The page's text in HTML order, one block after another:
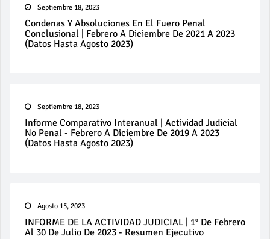
Septiembre 18, 2023
Condenas Y Absoluciones En El Fuero Penal
Conclusional | Febrero A Diciembre De 2021 A 2023
(datos Hasta Agosto 2023)
Septiembre 18, 2023
Informe Comparativo Interanual | Actividad Judicial
No Penal - Febrero A Diciembre De 2019 A 2023
(datos Hasta Agosto 2023)
Agosto 15, 2023
INFORME DE LA ACTIVIDAD JUDICIAL | 1° De Febrero
Al 30 De Julio De 2023 - Resumen Ejecutivo